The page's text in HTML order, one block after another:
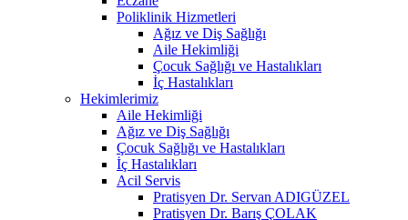
Poliklinik Hizmetleri
Ağız ve Diş Sağlığı
Aile Hekimliği
Çocuk Sağlığı ve Hastalıkları
İç Hastalıkları
Hekimlerimiz
Aile Hekimliği
Ağız ve Diş Sağlığı
Çocuk Sağlığı ve Hastalıkları
İç Hastalıkları
Acil Servis
Pratisyen Dr. Servan ADIGÜZEL
Pratisyen Dr. Barış ÇOLAK